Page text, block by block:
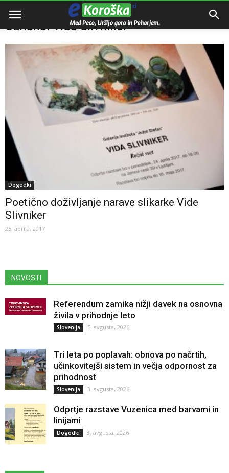
Domov Vida Slivniker
Oznaka: Vida Slivniker
Dogodki
Poetično doživljanje narave slikarke Vide
Slivniker
25. aprila, 2017
NOVOSTI
Referendum zamika nižji davek na osnovna
živila v prihodnje leto
Slovenija 5. avgusta, 2026
Tri leta po poplavah: obnova po načrtih,
učinkovitejši sistem in večja odpornost za
prihodnost
Slovenija 3. avgusta, 2026
Odprtje razstave Vuzenica med barvami in
linijami
Dogodki 3. avgusta, 2026